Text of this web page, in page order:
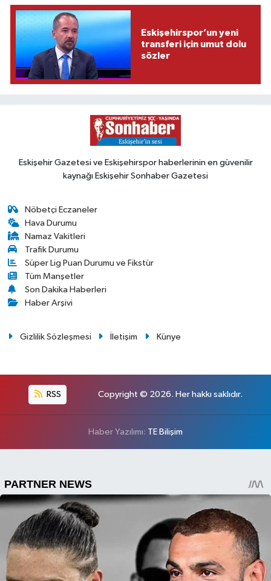
Eskişehirspor’un yeni
transferi için umut dolu
sözler
Eskişehir Gazetesi ve Eskişehirspor haberlerinin en güvenilir
kaynağı Eskişehir Sonhaber Gazetesi
Nöbetçi Eczaneler
Hava Durumu
Namaz Vakitleri
Trafik Durumu
Süper Lig Puan Durumu ve Fikstür
Tüm Manşetler
Son Dakika Haberleri
Haber Arşivi
Gizlilik Sözleşmesi İletişim Künye
RSS Copyright © 2026. Her hakkı saklıdır.
Haber Yazılımı: TE Bilişim